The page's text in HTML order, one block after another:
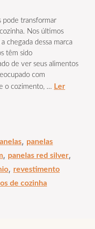
pode transformar
Nos últimos
chegada dessa marca
têm sido
de ver seus alimentos
com
o cozimento, … Ler
, panelas
, panelas red silver,
, revestimento
de cozinha